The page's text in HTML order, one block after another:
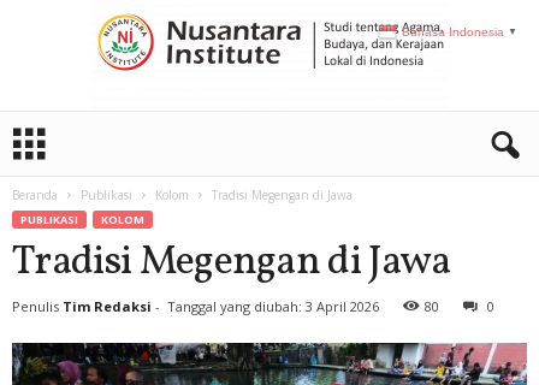
Beranda Publikasi Kolom Tradisi Megengan di Jawa
PUBLIKASI KOLOM
Tradisi Megengan di Jawa
Penulis Tim Redaksi - Tanggal yang diubah: 3 April 2026 80 0
Bahasa Indonesia ▼